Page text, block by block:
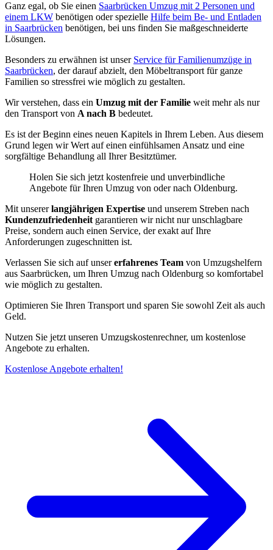
Ganz egal, ob Sie einen Saarbrücken Umzug mit 2 Personen und
einem LKW benötigen oder spezielle Hilfe beim Be- und Entladen
in Saarbrücken benötigen, bei uns finden Sie maßgeschneiderte
Lösungen.
Besonders zu erwähnen ist unser Service für Familienumzüge in
Saarbrücken, der darauf abzielt, den Möbeltransport für ganze
Familien so stressfrei wie möglich zu gestalten.
Wir verstehen, dass ein Umzug mit der Familie weit mehr als nur
den Transport von A nach B bedeutet.
Es ist der Beginn eines neuen Kapitels in Ihrem Leben. Aus diesem
Grund legen wir Wert auf einen einfühlsamen Ansatz und eine
sorgfältige Behandlung all Ihrer Besitztümer.
Holen Sie sich jetzt kostenfreie und unverbindliche
Angebote für Ihren Umzug von oder nach Oldenburg.
Mit unsererlangjährigen Expertise und unserem Streben nach
Kundenzufriedenheit garantieren wir nicht nur unschlagbare
Preise, sondern auch einen Service, der exakt auf Ihre
Anforderungen zugeschnitten ist.
Verlassen Sie sich auf unsererfahrenes Team von Umzugshelfern
aus Saarbrücken, um Ihren Umzug nach Oldenburg so komfortabel
wie möglich zu gestalten.
Optimieren Sie Ihren Transport und sparen Sie sowohl Zeit als auch
Geld.
Nutzen Sie jetzt unseren Umzugskostenrechner, um kostenlose
Angebote zu erhalten.
Kostenlose Angebote erhalten!